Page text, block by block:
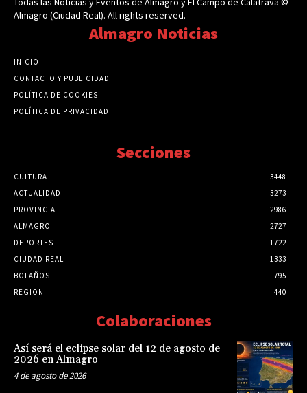
Almagro (Ciudad Real). All rights reserved.
Almagro Noticias
INICIO
CONTACTO Y PUBLICIDAD
POLÍTICA DE COOKIES
POLÍTICA DE PRIVACIDAD
Secciones
CULTURA
3448
ACTUALIDAD
3273
PROVINCIA
2986
ALMAGRO
2727
DEPORTES
1722
CIUDAD REAL
1333
BOLAÑOS
795
REGION
440
Colaboraciones
Así será el eclipse solar del 12 de agosto de
2026 en Almagro
4 de agosto de 2026